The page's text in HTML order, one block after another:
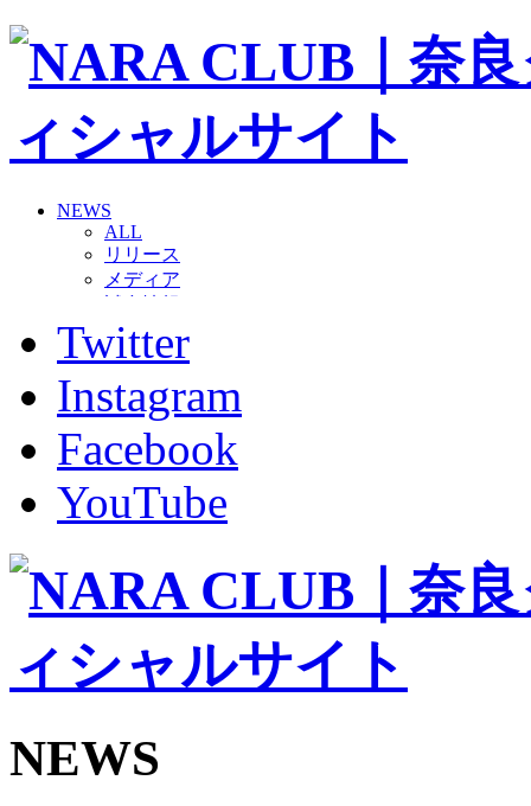
NEWS
ALL
リリース
メディア
グッズ
ファンコミュニティ
ホームタウン
コラム
その他
TEAM
2026/27トップチーム
2026/27トップチームスタッフ
バモス
チアダンススクール
ボランティアチーム「volundeer」
ビクトリーロード
HOMEGAME
観戦ルール＆マナー
Jリーグ運営管理規定
写真・動画使用ガイドライン
Twitter
Instagram
Facebook
YouTube
NEWS